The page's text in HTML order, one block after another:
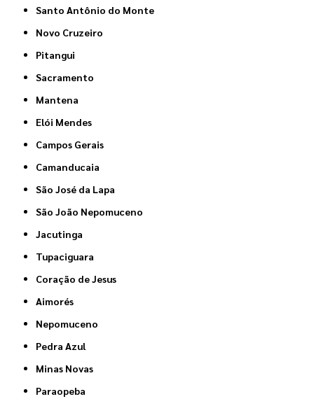
Santo Antônio do Monte
Novo Cruzeiro
Pitangui
Sacramento
Mantena
Elói Mendes
Campos Gerais
Camanducaia
São José da Lapa
São João Nepomuceno
Jacutinga
Tupaciguara
Coração de Jesus
Aimorés
Nepomuceno
Pedra Azul
Minas Novas
Paraopeba